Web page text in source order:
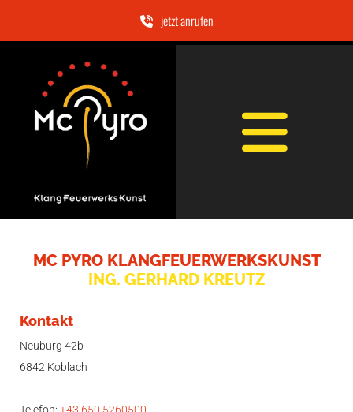
jetzt anrufen
MC PYRO KLANGFEUERWERKSKUNST
ING. GERHARD KREUTZ
Kontakt
Neuburg 42b
6842 Koblach
Telefon: +43 650 5260500